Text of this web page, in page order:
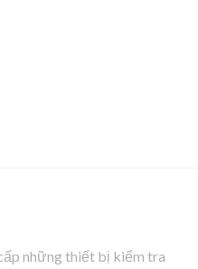
những thiết bị kiểm tra